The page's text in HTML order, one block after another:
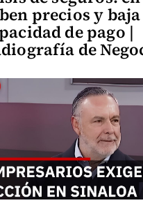
precios y baja
de pago |
de